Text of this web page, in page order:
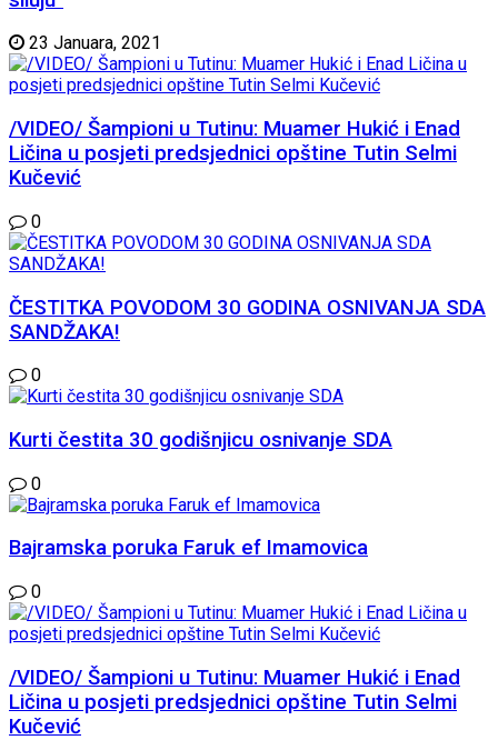
23 Januara, 2021
/VIDEO/ Šampioni u Tutinu: Muamer Hukić i Enad
Ličina u posjeti predsjednici opštine Tutin Selmi
Kučević
0
ČESTITKA POVODOM 30 GODINA OSNIVANJA SDA
SANDŽAKA!
0
Kurti čestita 30 godišnjicu osnivanje SDA
0
Bajramska poruka Faruk ef Imamovica
0
/VIDEO/ Šampioni u Tutinu: Muamer Hukić i Enad
Ličina u posjeti predsjednici opštine Tutin Selmi
Kučević